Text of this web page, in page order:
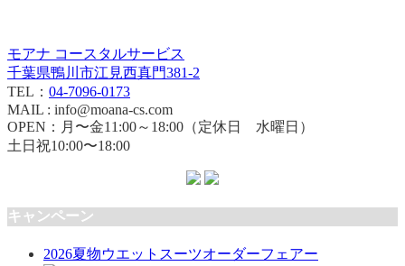
モアナ コースタルサービス
千葉県鴨川市江見西真門381-2
TEL： 04-7096-0173
MAIL : info@moana-cs.com
OPEN：月〜金11:00～18:00（定休日 水曜日）
土日祝10:00〜18:00
キャンペーン
2026夏物ウエットスーツオーダーフェアー